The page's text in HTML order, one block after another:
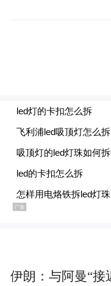
诸东流。
正确的做法是：
让呼吸道通畅，
身高最好的投资！
道，“科学育儿
下。
伊朗：与阿曼“接